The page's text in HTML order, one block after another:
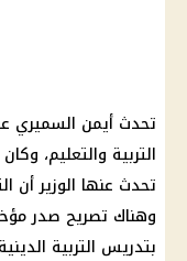
تحدث أيمن السميري
التربية والتعليم،
تحدث عنها الوزير أن
وهناك تصريح صدر
بتدريس التربية الدينية